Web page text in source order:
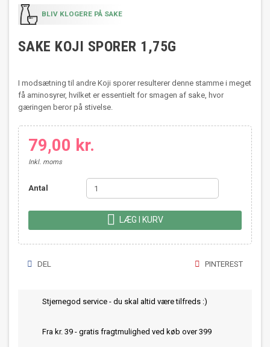
BLIV KLOGERE PÅ SAKE
SAKE KOJI SPORER 1,75G
I modsætning til andre Koji sporer resulterer denne stamme i meget
få aminosyrer, hvilket er essentielt for smagen af sake, hvor
gæringen beror på stivelse.
79,00 kr.
Inkl. moms
Antal
 LÆG I KURV
DEL PINTEREST
Stjernegod service - du skal altid være tilfreds :)
Fra kr. 39 - gratis fragtmulighed ved køb over 399